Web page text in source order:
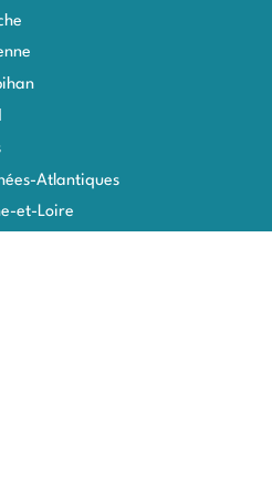
Atlantiques
et-Loire